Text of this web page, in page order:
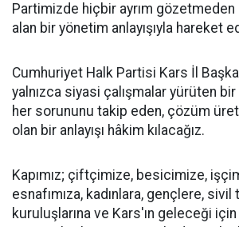
Partimizde hiçbir ayrım gözetmeden
alan bir yönetim anlayışıyla hareket
Cumhuriyet Halk Partisi Kars İl
yalnızca siyasi çalışmalar yürüten bir
her sorununu takip eden, çözüm
olan bir anlayışı hâkim kılacağız.
Kapımız; çiftçimize, besicimize,
esnafımıza, kadınlara, gençlere, sivil
kuruluşlarına ve Kars'ın geleceği